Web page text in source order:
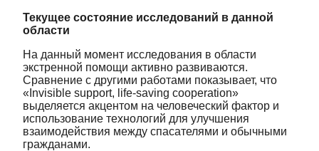
Текущее состояние исследований в данной
области
На данный момент исследования в области
экстренной помощи активно развиваются.
Сравнение с другими работами показывает, что
«Invisible support, life-saving cooperation»
выделяется акцентом на человеческий фактор и
использование технологий для улучшения
взаимодействия между спасателями и обычными
гражданами.